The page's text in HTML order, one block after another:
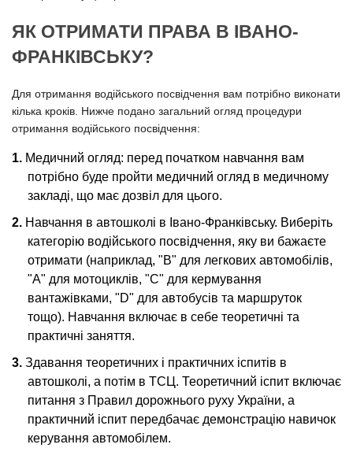
ЯК ОТРИМАТИ ПРАВА В ІВАНО-
ФРАНКІВСЬКУ?
Для отримання водійського посвідчення вам потрібно виконати
кілька кроків. Нижче подано загальний огляд процедури
отримання водійського посвідчення:
Медичний огляд: перед початком навчання вам
потрібно буде пройти медичний огляд в медичному
закладі, що має дозвіл для цього.
Навчання в автошколі в Івано-Франківську. Виберіть
категорію водійського посвідчення, яку ви бажаєте
отримати (наприклад, "B" для легкових автомобілів,
"A" для мотоциклів, "C" для кермування
вантажівками, "D" для автобусів та маршруток
тощо). Навчання включає в себе теоретичні та
практичні заняття.
Здавання теоретичних і практичних іспитів в
автошколі, а потім в ТСЦ. Теоретичний іспит включає
питання з Правил дорожнього руху України, а
практичний іспит передбачає демонстрацію навичок
керування автомобілем.